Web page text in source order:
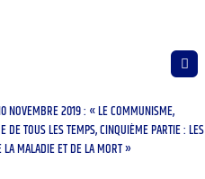
NOVEMBRE 2019 : « LE COMMUNISME,
DE TOUS LES TEMPS, CINQUIÈME PARTIE : LES
LA MALADIE ET DE LA MORT »